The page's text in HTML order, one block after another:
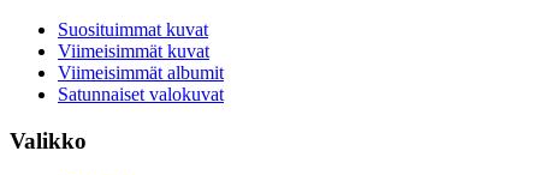
Suosituimmat kuvat
Viimeisimmät kuvat
Viimeisimmät albumit
Satunnaiset valokuvat
Valikko